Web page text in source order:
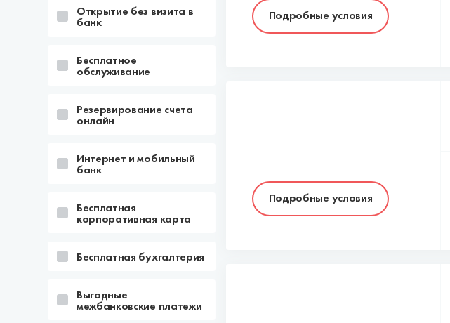
Открытие без визита в
банк
Бесплатное
обслуживание
Резервирование счета
онлайн
Интернет и мобильный
банк
Бесплатная
корпоративная карта
Бесплатная бухгалтерия
Выгодные
межбанковские платежи
Подробные условия
Подробные условия